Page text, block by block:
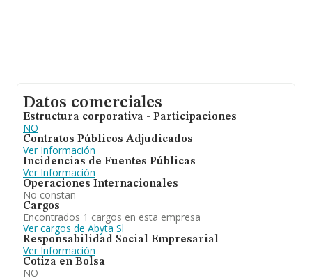
Datos comerciales
Estructura corporativa - Participaciones
NO
Contratos Públicos Adjudicados
Ver Información
Incidencias de Fuentes Públicas
Ver Información
Operaciones Internacionales
No constan
Cargos
Encontrados 1 cargos en esta empresa
Ver cargos de Abyta Sl
Responsabilidad Social Empresarial
Ver Información
Cotiza en Bolsa
NO